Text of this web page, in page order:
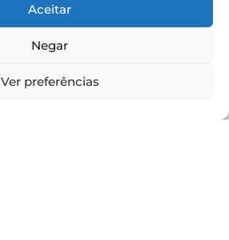
Aceitar
Negar
Ver preferências